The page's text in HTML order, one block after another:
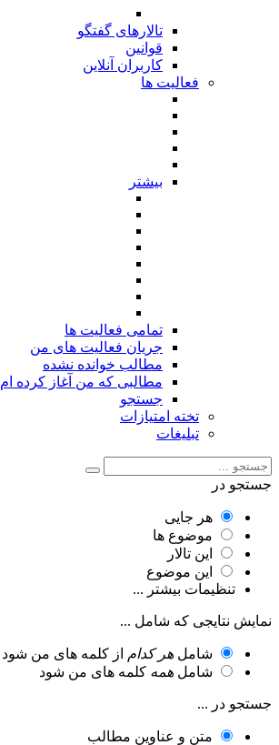
تالارهای گفتگو
قوانین
کاربران آنلاین
فعالیت ها
بیشتر
تمامی فعالیت ها
جریان فعالیت های من
مطالب خوانده نشده
مطالبی که من آغاز کرده ام
جستجو
تخته امتیازات
تبلیغات
جستجو در
هر جایی
موضوع ها
این تالار
این موضوع
تنظیمات بیشتر ...
نمایش نتایجی که شامل ...
شامل هر کدام از کلمه های من شود
شامل همه کلمه های من شود
جستجو در ...
متن و عناوین مطالب